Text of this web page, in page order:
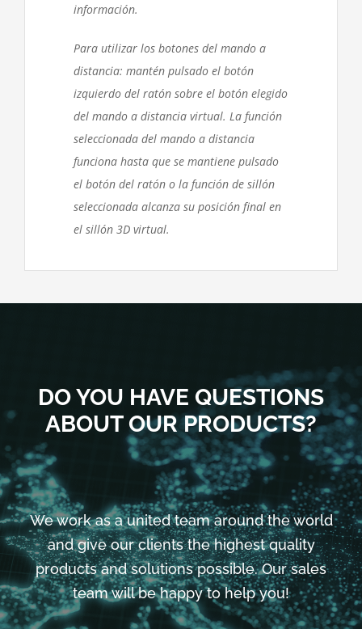
información.
Para utilizar los botones del mando a
distancia: mantén pulsado el botón
izquierdo del ratón sobre el botón elegido
del mando a distancia virtual. La función
seleccionada del mando a distancia
funciona hasta que se mantiene pulsado
el botón del ratón o la función de sillón
seleccionada alcanza su posición final en
el sillón 3D virtual.
DO YOU HAVE QUESTIONS
ABOUT OUR PRODUCTS?
We work as a united team around the world
and give our clients the highest quality
products and solutions possible. Our sales
team will be happy to help you!